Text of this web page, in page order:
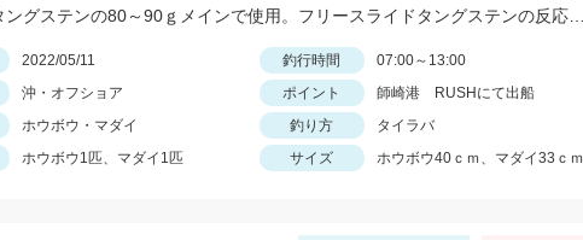
2022/05/11 釣行時間
07:00～13:00
沖・オフショア ポイント
師崎港 RUSHにて出船
ホウボウ・マダイ 釣り方
タイラバ
ホウボウ1匹、マダイ1匹 サイズ ホウボウ40ｃｍ、マダイ33ｃｍ